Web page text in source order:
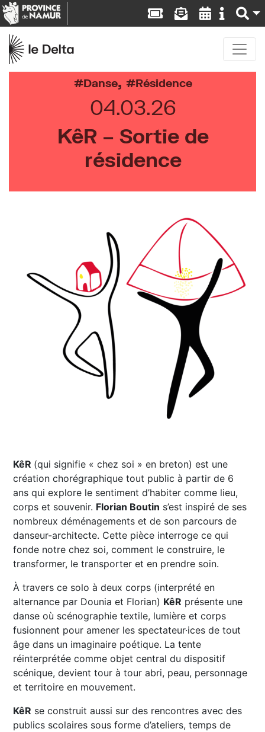
Danse, Résidence
04.03.26
KêR – Sortie de
résidence
KêR (qui signifie « chez soi » en breton) est une
création chorégraphique tout public à partir de 6
ans qui explore le sentiment d’habiter comme lieu,
corps et souvenir. Florian Boutin s’est inspiré de ses
nombreux déménagements et de son parcours de
danseur-architecte. Cette pièce interroge ce qui
fonde notre chez soi, comment le construire, le
transformer, le transporter et en prendre soin.
À travers ce solo à deux corps (interprété en
alternance par Dounia et Florian) KêR présente une
danse où scénographie textile, lumière et corps
fusionnent pour amener les spectateur·ices de tout
âge dans un imaginaire poétique. La tente
réinterprétée comme objet central du dispositif
scénique, devient tour à tour abri, peau, personnage
et territoire en mouvement.
KêR se construit aussi sur des rencontres avec des
publics scolaires sous forme d’ateliers, temps de